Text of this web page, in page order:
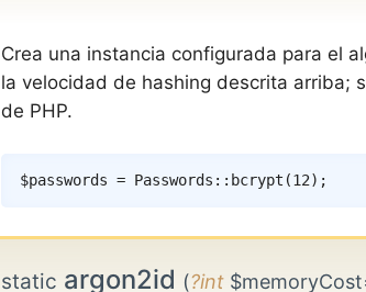
Crea una instancia configurada para el
la velocidad de hashing descrita arriba;
de PHP.
$passwords = Passwords :: bcrypt (12) ;
static argon2id (?int